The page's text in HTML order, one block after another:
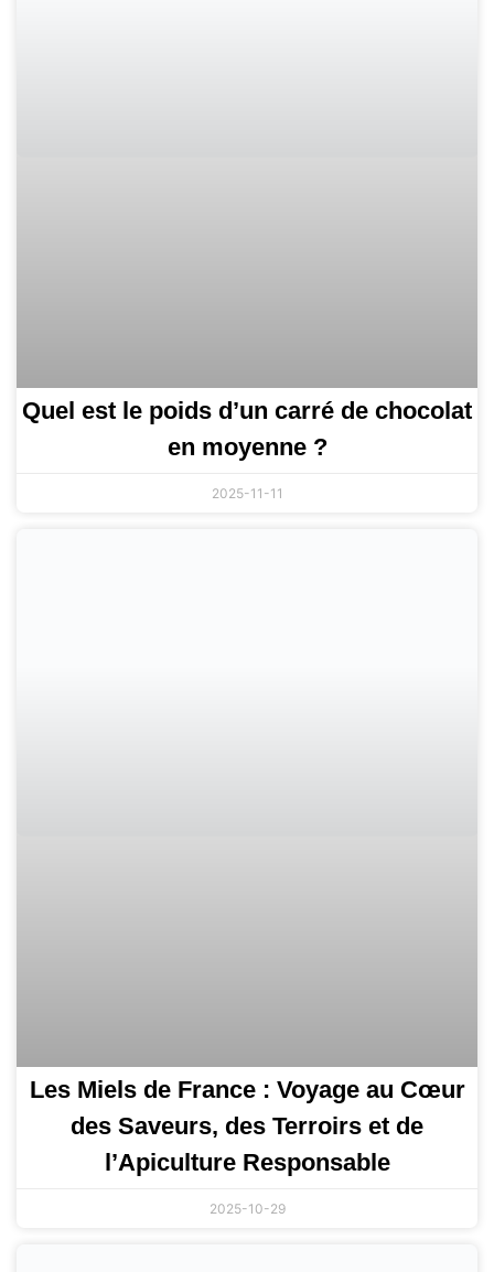
Quel est le poids d’un carré de chocolat
en moyenne ?
2025-11-11
Les Miels de France : Voyage au Cœur
des Saveurs, des Terroirs et de
l’Apiculture Responsable
2025-10-29